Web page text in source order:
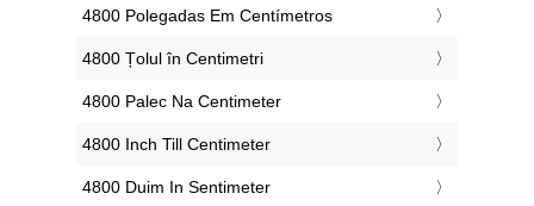
‎4800 Polegadas Em Centímetros
‎4800 Țolul în Centimetri
‎4800 Palec Na Centimeter
‎4800 Inch Till Centimeter
‎4800 Duim In Sentimeter